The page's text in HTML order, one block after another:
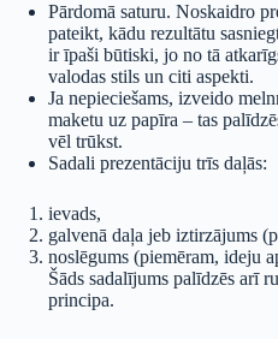
Pārdomā saturu. Noskaidro
pateikt, kādu rezultātu
ir īpaši būtiski, jo no tā
valodas stils un citi aspekti.
Ja nepieciešams, izveido
maketu uz papīra – tas
vēl trūkst.
Sadali prezentāciju trīs daļās:
ievads,
galvenā daļa jeb iztirzājums
noslēgums (piemēram, ideju
Šāds sadalījums palīdzēs arī
principa.